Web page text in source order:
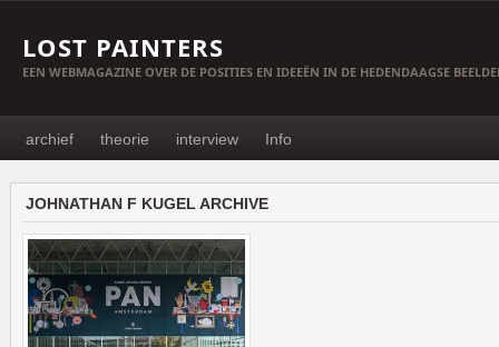
LOST PAINTERS
EEN WEBMAGAZINE OVER DE POSITIES EN IDEEËN IN DE HEDENDAAGSE
archief theorie interview Info
JOHNATHAN F KUGEL ARCHIVE